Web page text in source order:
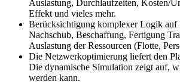
Auslastung, Durchlaufzeiten, Kosten/
Effekt und vieles mehr.
Berücksichtigung komplexer Logik auf
Nachschub, Beschaffung, Fertigung
Auslastung der Ressourcen (Flotte,
Die Netzwerkoptimierung liefert den
Die dynamische Simulation zeigt auf,
werden kann.